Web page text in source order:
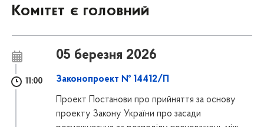
Комітет є головний
05 березня 2026
11:00 Законопроект № 14412/П
Проект Постанови про прийняття за основу
проекту Закону України про засади